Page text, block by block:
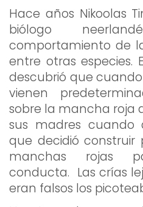
Hace años Nikoolas
biólogo
comportamiento de
entre otras especies.
descubrió que
vienen
sobre la mancha roja
sus madres cuando
que decidió
manchas rojas
conducta. Las crías
eran falsos los